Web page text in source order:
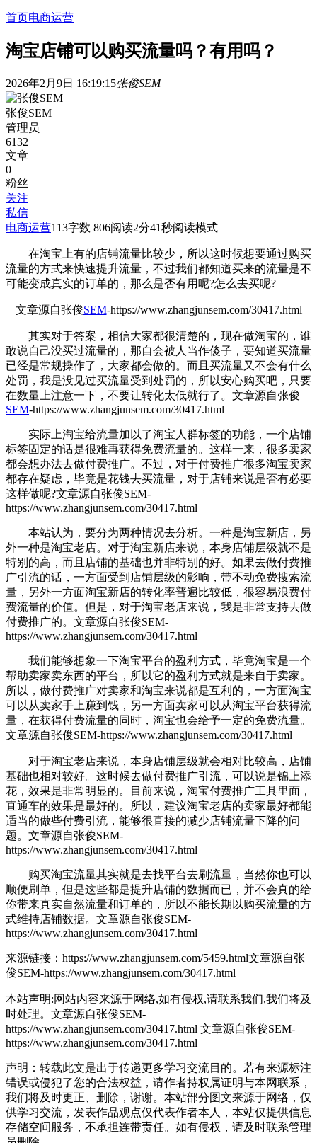
首页电商运营
淘宝店铺可以购买流量吗？有用吗？
2026年2月9日 16:19:15张俊SEM
张俊SEM
管理员
6132
文章
0
粉丝
关注
私信
电商运营113字数 806阅读2分41秒阅读模式
在淘宝上有的店铺流量比较少，所以这时候想要通过购买
流量的方式来快速提升流量，不过我们都知道买来的流量是不
可能变成真实的订单的，那么是否有用呢?怎么去买呢?
文章源自张俊SEM-https://www.zhangjunsem.com/30417.html
其实对于答案，相信大家都很清楚的，现在做淘宝的，谁
敢说自己没买过流量的，那自会被人当作傻子，要知道买流量
已经是常规操作了，大家都会做的。而且买流量又不会有什么
处罚，我是没见过买流量受到处罚的，所以安心购买吧，只要
在数量上注意一下，不要让转化太低就行了。 文章源自张俊
SEM-https://www.zhangjunsem.com/30417.html
实际上淘宝给流量加以了淘宝人群标签的功能，一个店铺
标签固定的话是很难再获得免费流量的。这样一来，很多卖家
都会想办法去做付费推广。不过，对于付费推广很多淘宝卖家
都存在疑虑，毕竟是花钱去买流量，对于店铺来说是否有必要
这样做呢?文章源自张俊SEM-
https://www.zhangjunsem.com/30417.html
本站认为，要分为两种情况去分析。一种是淘宝新店，另
外一种是淘宝老店。对于淘宝新店来说，本身店铺层级就不是
特别的高，而且店铺的基础也并非特别的好。如果去做付费推
广引流的话，一方面受到店铺层级的影响，带不动免费搜索流
量，另外一方面淘宝新店的转化率普遍比较低，很容易浪费付
费流量的价值。但是，对于淘宝老店来说，我是非常支持去做
付费推广的。 文章源自张俊SEM-
https://www.zhangjunsem.com/30417.html
我们能够想象一下淘宝平台的盈利方式，毕竟淘宝是一个
帮助卖家卖东西的平台，所以它的盈利方式就是来自于卖家。
所以，做付费推广对卖家和淘宝来说都是互利的，一方面淘宝
可以从卖家手上赚到钱，另一方面卖家可以从淘宝平台获得流
量，在获得付费流量的同时，淘宝也会给予一定的免费流量。
文章源自张俊SEM-https://www.zhangjunsem.com/30417.html
对于淘宝老店来说，本身店铺层级就会相对比较高，店铺
基础也相对较好。这时候去做付费推广引流，可以说是锦上添
花，效果是非常明显的。目前来说，淘宝付费推广工具里面，
直通车的效果是最好的。所以，建议淘宝老店的卖家最好都能
适当的做些付费引流，能够很直接的减少店铺流量下降的问
题。 文章源自张俊SEM-
https://www.zhangjunsem.com/30417.html
购买淘宝流量其实就是去找平台去刷流量，当然你也可以
顺便刷单，但是这些都是提升店铺的数据而已，并不会真的给
你带来真实自然流量和订单的，所以不能长期以购买流量的方
式维持店铺数据。 文章源自张俊SEM-
https://www.zhangjunsem.com/30417.html
来源链接：https://www.zhangjunsem.com/5459.html文章源自张
俊SEM-https://www.zhangjunsem.com/30417.html
本站声明:网站内容来源于网络,如有侵权,请联系我们,我们将及
时处理。 文章源自张俊SEM-
https://www.zhangjunsem.com/30417.html 文章源自张俊SEM-
https://www.zhangjunsem.com/30417.html
声明：转载此文是出于传递更多学习交流目的。若有来源标注
错误或侵犯了您的合法权益，请作者持权属证明与本网联系，
我们将及时更正、删除，谢谢。本站部分图文来源于网络，仅
供学习交流，发表作品观点仅代表作者本人，本站仅提供信息
存储空间服务，不承担连带责任。如有侵权，请及时联系管理